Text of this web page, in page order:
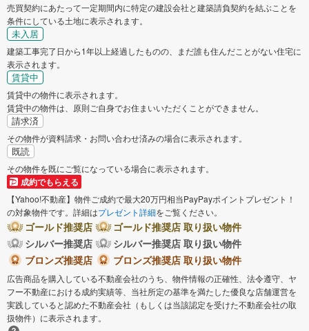
売買契約にあたって一定期間内に特定の建設会社と建築請負契約を結ぶことを
条件にしている土地に表示されます。
未入居
建築工事完了日から1年以上経過したものの、まだ誰も住んだことがない住宅に
表示されます。
賃貸中
賃貸中の物件に表示されます。
賃貸中の物件は、原則ご自身でお住まいいただくことができません。
請求済
その物件が資料請求・お問い合わせ済みの場合に表示されます。
既読
その物件を既にご覧になっている場合に表示されます。
成約でもらえる
【Yahoo!不動産】物件ご成約で最大20万円相当PayPayポイントプレゼント！
の対象物件です。詳細はプレゼント詳細をご覧ください。
ゴールド推奨店
ゴールド推奨店 取り扱い物件
シルバー推奨店
シルバー推奨店 取り扱い物件
ブロンズ推奨店
ブロンズ推奨店 取り扱い物件
広告商品を購入している不動産会社のうち、物件情報の正確性、法令遵守、ヤ
フー不動産における成約実績等、当社所定の基準を満たした優良な店舗運営を
実践していると認めた不動産会社（もしくは当該認定を受けた不動産会社の取
扱物件）に表示されます。